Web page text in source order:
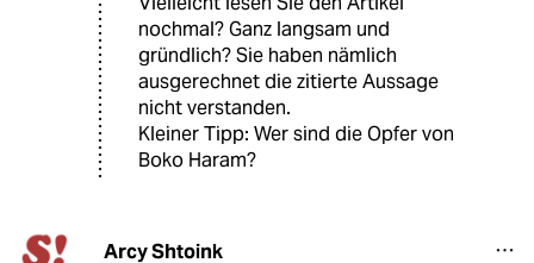
nochmal? Ganz langsam und
gründlich? Sie haben nämlich
ausgerechnet die zitierte Aussage
nicht verstanden.
Kleiner Tipp: Wer sind die Opfer von
Boko Haram?
Arcy Shtoink